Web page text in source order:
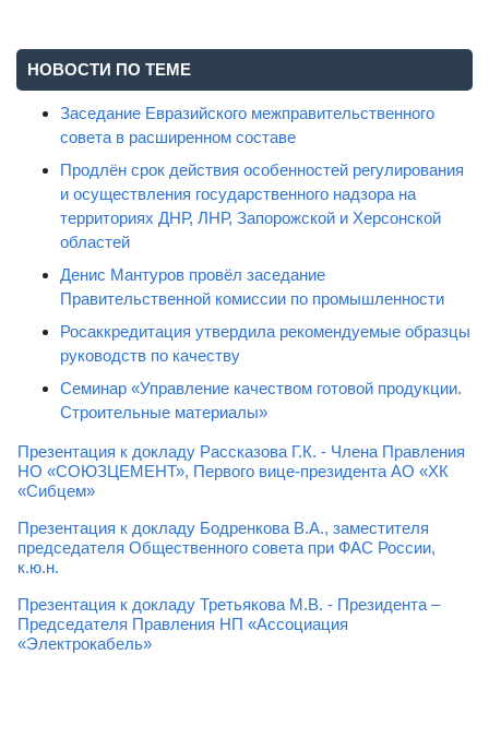
НОВОСТИ ПО ТЕМЕ
Заседание Евразийского межправительственного
совета в расширенном составе
Продлён срок действия особенностей регулирования
и осуществления государственного надзора на
территориях ДНР, ЛНР, Запорожской и Херсонской
областей
Денис Мантуров провёл заседание
Правительственной комиссии по промышленности
Росаккредитация утвердила рекомендуемые образцы
руководств по качеству
Семинар «Управление качеством готовой продукции.
Строительные материалы»
Презентация к докладу Рассказова Г.К. - Члена Правления
НО «СОЮЗЦЕМЕНТ», Первого вице-президента АО «ХК
«Сибцем»
Презентация к докладу Бодренкова В.А., заместителя
председателя Общественного совета при ФАС России,
к.ю.н.
Презентация к докладу Третьякова М.В. - Президента –
Председателя Правления НП «Ассоциация
«Электрокабель»